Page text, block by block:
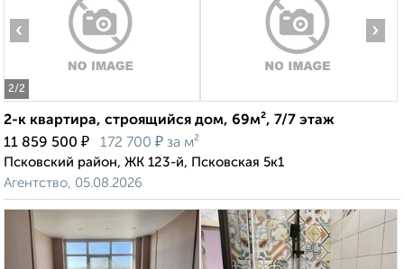
2/2
‹ ›
2-к квартира, строящийся дом, 69м², 7/7 этаж
11 859 500 ₽ 172 700 ₽ за м²
Псковский район, ЖК 123-й, Псковская 5к1
Агентство, 05.08.2026